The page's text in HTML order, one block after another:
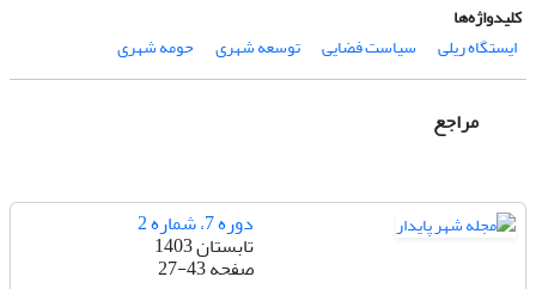
کلیدواژه‌ها
ایستگاه ریلی
سیاست فضایی توسعه شهری حومه شهری
مراجع
دوره 7، شماره 2
تابستان 1403
صفحه27-43